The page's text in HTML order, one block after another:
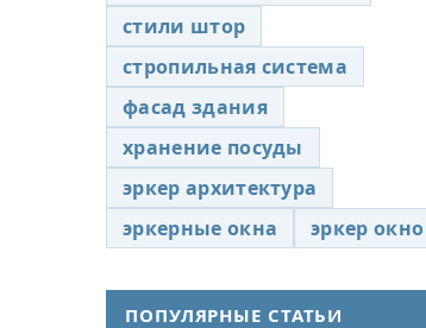
стили штор
стропильная система
фасад здания
хранение посуды
эркер архитектура
эркерные окна
эркер окно
ПОПУЛЯРНЫЕ СТАТЬИ